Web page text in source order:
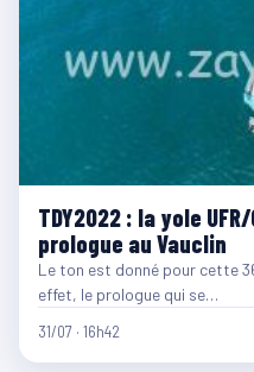
TDY2022 : la yole
prologue au Vauclin
Le ton est donné pour cette
effet, le prologue qui se…
31/07 · 16h42